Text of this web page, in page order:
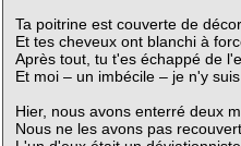
Ta poitrine est couverte de
Et tes cheveux ont blanchi à
Après tout, tu t'es échappé de
Et moi – un imbécile – je n'y
Hier, nous avons enterré deux
Nous ne les avons pas